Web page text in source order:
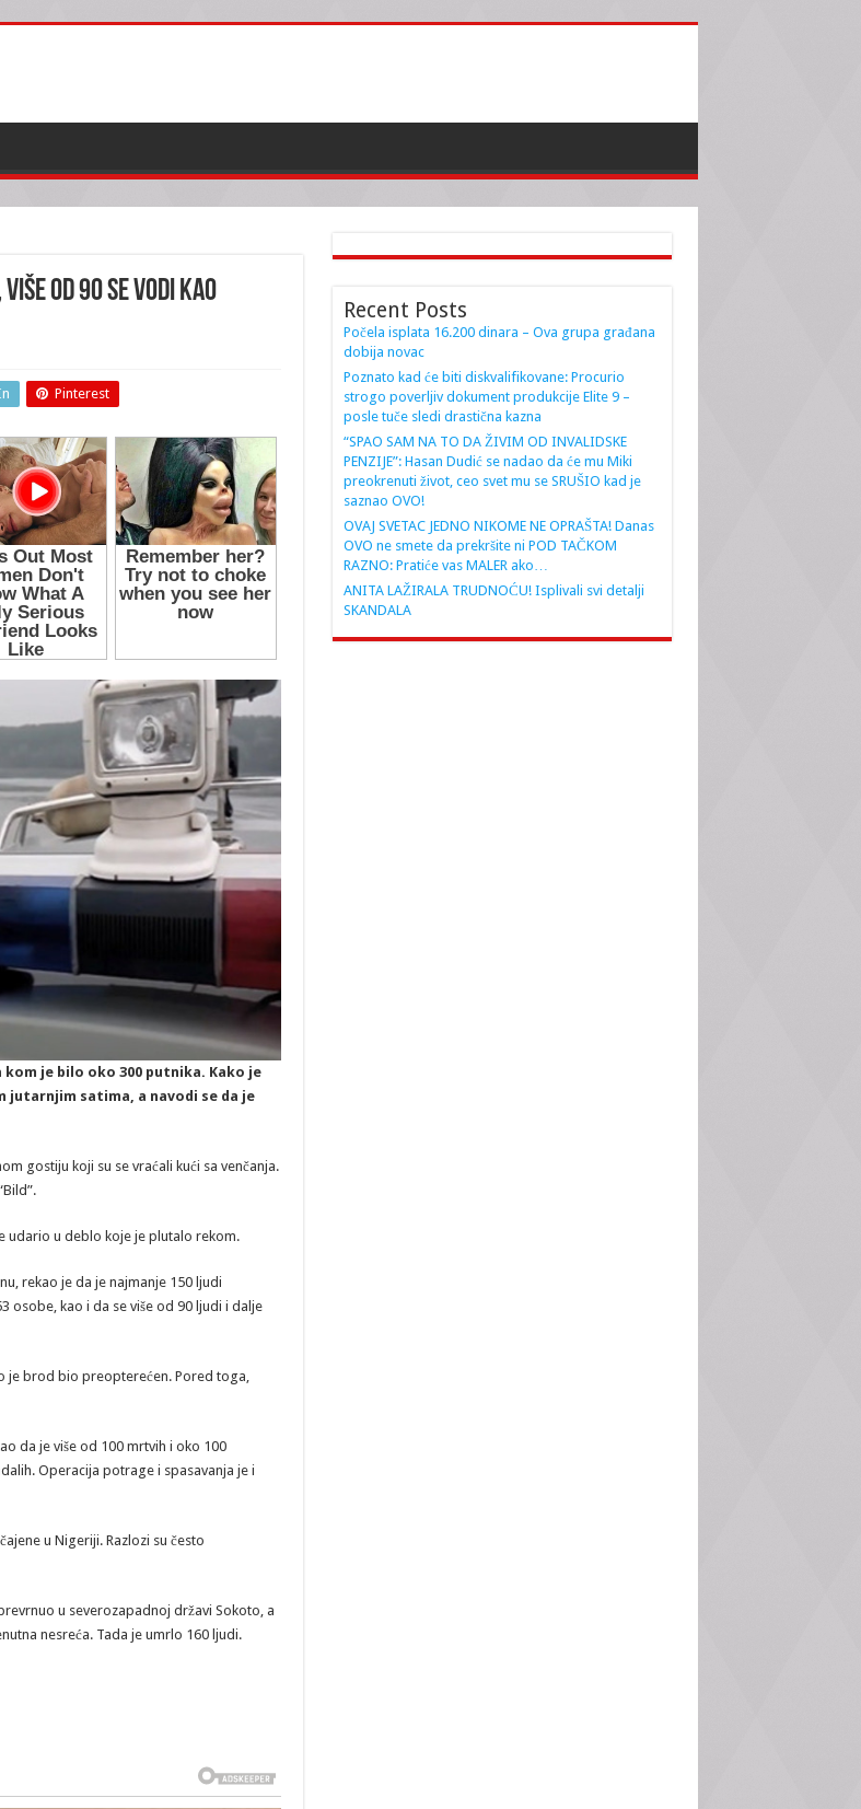
, više od 90 se vodi kao
Pinterest
kom je bilo oko 300 putnika. Kako je
jutarnjim satima, a navodi se da je
gostiju koji su se vraćali kući sa venčanja.
udario u deblo koje je plutalo rekom.
rekao je da je najmanje 150 ljudi
osobe, kao i da se više od 90 ljudi i dalje
je brod bio preopterećen. Pored toga,
da je više od 100 mrtvih i oko 100
Operacija potrage i spasavanja je i
u Nigeriji. Razlozi su često
u severozapadnoj državi Sokoto, a
nesreća. Tada je umrlo 160 ljudi.
Recent Posts
Počela isplata 16.200 dinara – Ova grupa građana
dobija novac
Poznato kad će biti diskvalifikovane: Procurio
strogo poverljiv dokument produkcije Elite 9 –
posle tuče sledi drastična kazna
“SPAO SAM NA TO DA ŽIVIM OD INVALIDSKE
PENZIJE”: Hasan Dudić se nadao da će mu Miki
preokrenuti život, ceo svet mu se SRUŠIO kad je
saznao OVO!
OVAJ SVETAC JEDNO NIKOME NE OPRAŠTA! Danas
OVO ne smete da prekršite ni POD TAČKOM
RAZNO: Pratiće vas MALER ako…
ANITA LAŽIRALA TRUDNOĆU! Isplivali svi detalji
SKANDALA